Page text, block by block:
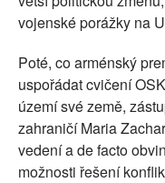
vojenské porážky na
Poté, co arménský
uspořádat cvičení
území své země,
zahraničí Maria
vedení a de facto
možnosti řešení